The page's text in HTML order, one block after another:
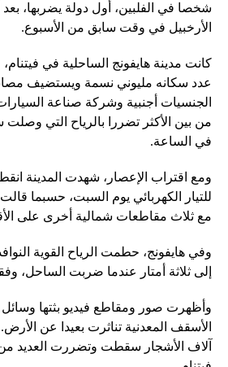
شخصا في الفلبين، أول دولة يضربها،
الأرخبيل في وقت سابق من الأسبوع.
كانت مدينة هايفونج الساحلية في
عدد سكانه مليوني نسمة ويستضيف
الجنسيات أجنبية وشركة صناعة
في الساعة.
ومع اقتراب الإعصار، شهدت المدينة
للتيار الكهربائي يوم السبت، حسبما
مع ثلاث مقاطعات شمالية أخرى على
وفي هايفونج، حطمت الرياح القوية
إلى ثلاثة أمتار عندما ضربت الساحل،
وأظهرت صور ومقاطع فيديو بثتها وسائل
الأسقف المعدنية تناثرت بعيدا عن
آلاف الأشجار سقطت وتضررت العديد